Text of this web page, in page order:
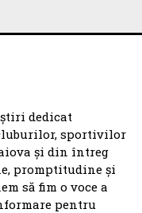
dedicat
sportivilor